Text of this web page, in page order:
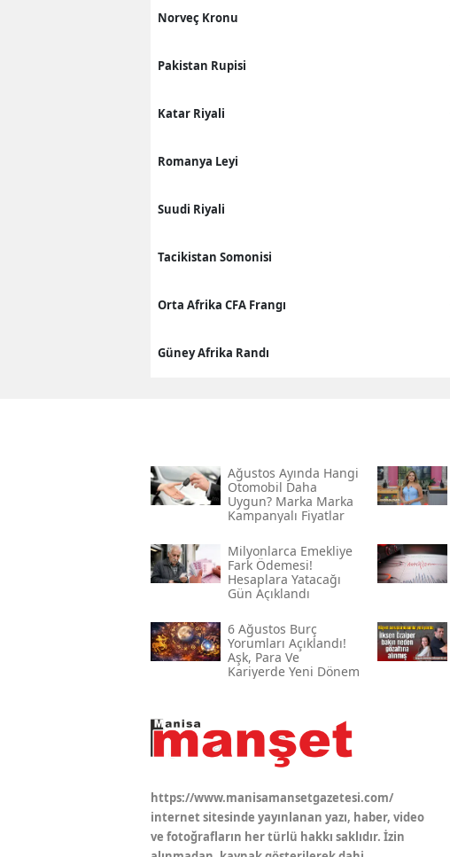
Norveç Kronu
Pakistan Rupisi
Katar Riyali
Romanya Leyi
Suudi Riyali
Tacikistan Somonisi
Orta Afrika CFA Frangı
Güney Afrika Randı
Ağustos Ayında Hangi
Otomobil Daha
Uygun? Marka Marka
Kampanyalı Fiyatlar
Milyonlarca Emekliye
Fark Ödemesi!
Hesaplara Yatacağı
Gün Açıklandı
6 Ağustos Burç
Yorumları Açıklandı!
Aşk, Para Ve
Kariyerde Yeni Dönem
https://www.manisamansetgazetesi.com/
internet sitesinde yayınlanan yazı, haber, video
ve fotoğrafların her türlü hakkı saklıdır. İzin